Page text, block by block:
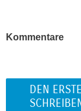
Kommentare
DEN